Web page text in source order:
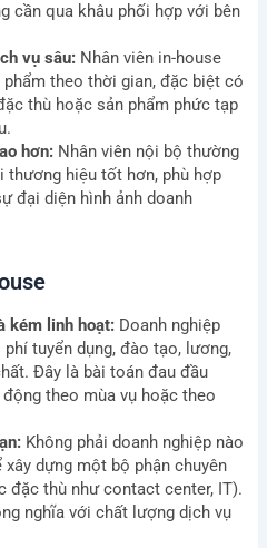
cần qua khâu phối hợp với bên
vụ sâu:Nhân viên in-house
theo thời gian, đặc biệt có
thù hoặc sản phẩm phức tạp
hơn:Nhân viên nội bộ thường
hiệu tốt hơn, phù hợp
đại diện hình ảnh doanh
kém linh hoạt:Doanh nghiệp
tuyển dụng, đào tạo, lương,
Đây là bài toán đau đầu
theo mùa vụ hoặc theo
Không phải doanh nghiệp nào
dựng một bộ phận chuyên
đặc thù như contact center, IT).
nghĩa với chất lượng dịch vụ